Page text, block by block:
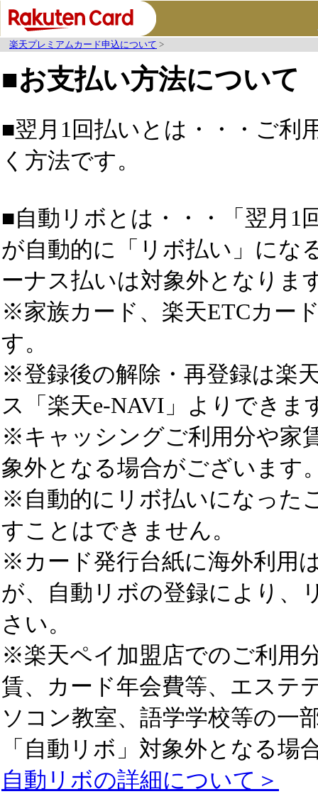
楽天プレミアムカード申込について >
■お支払い方法について
■翌月1回払いとは・・・ご利
く方法です。
■自動リボとは・・・「翌月1
が自動的に「リボ払い」にな
ーナス払いは対象外となりま
※家族カード、楽天ETCカー
す。
※登録後の解除・再登録は楽
ス「楽天e-NAVI」よりできま
※キャッシングご利用分や家
象外となる場合がございます
※自動的にリボ払いになった
すことはできません。
※カード発行台紙に海外利用
が、自動リボの登録により、
さい。
※楽天ペイ加盟店でのご利用
賃、カード年会費等、エステ
ソコン教室、語学学校等の一
「自動リボ」対象外となる場
自動リボの詳細について＞